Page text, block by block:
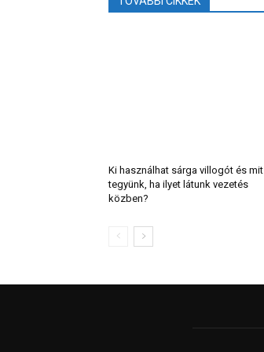
Ki használhat sárga villogót és mit
tegyünk, ha ilyet látunk vezetés
közben?